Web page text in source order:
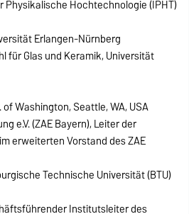
Hochtechnologie (IPHT)
Erlangen-Nürnberg
Glas und Keramik, Universität
Washington, Seattle, WA, USA
e.V. (ZAE Bayern), Leiter der
erweiterten Vorstand des ZAE
Technische Universität (BTU)
Institutsleiter des